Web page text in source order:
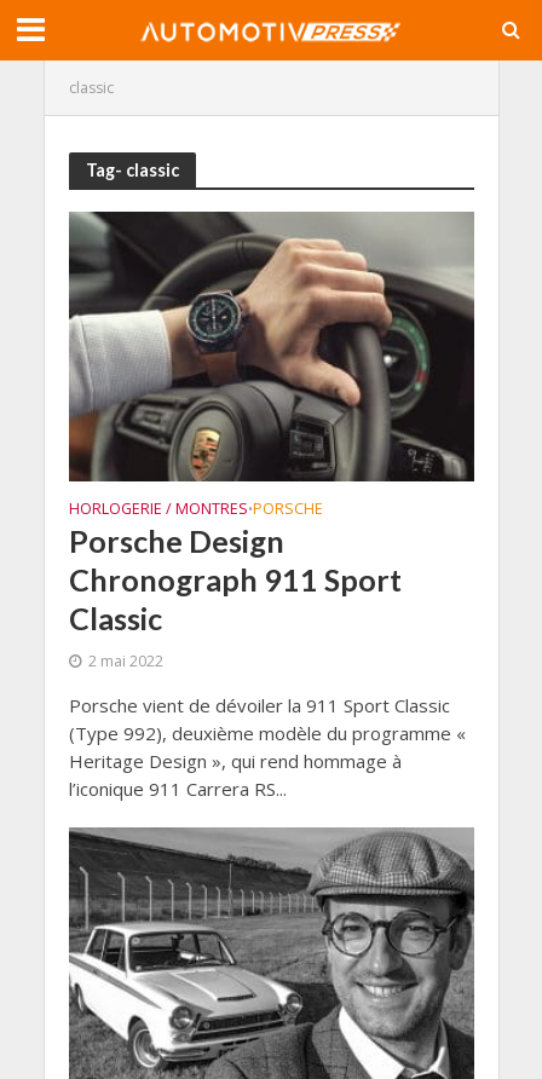
classic
Tag- classic
HORLOGERIE / MONTRES•PORSCHE
Porsche Design
Chronograph 911 Sport
Classic
2 mai 2022
Porsche vient de dévoiler la 911 Sport Classic
(Type 992), deuxième modèle du programme «
Heritage Design », qui rend hommage à
l’iconique 911 Carrera RS...